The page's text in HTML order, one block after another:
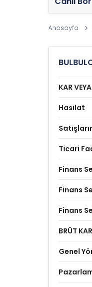
Anasayfa
KAR
Hasılat
Ticari
Finans
Finans
Finans
BRÜT
Genel